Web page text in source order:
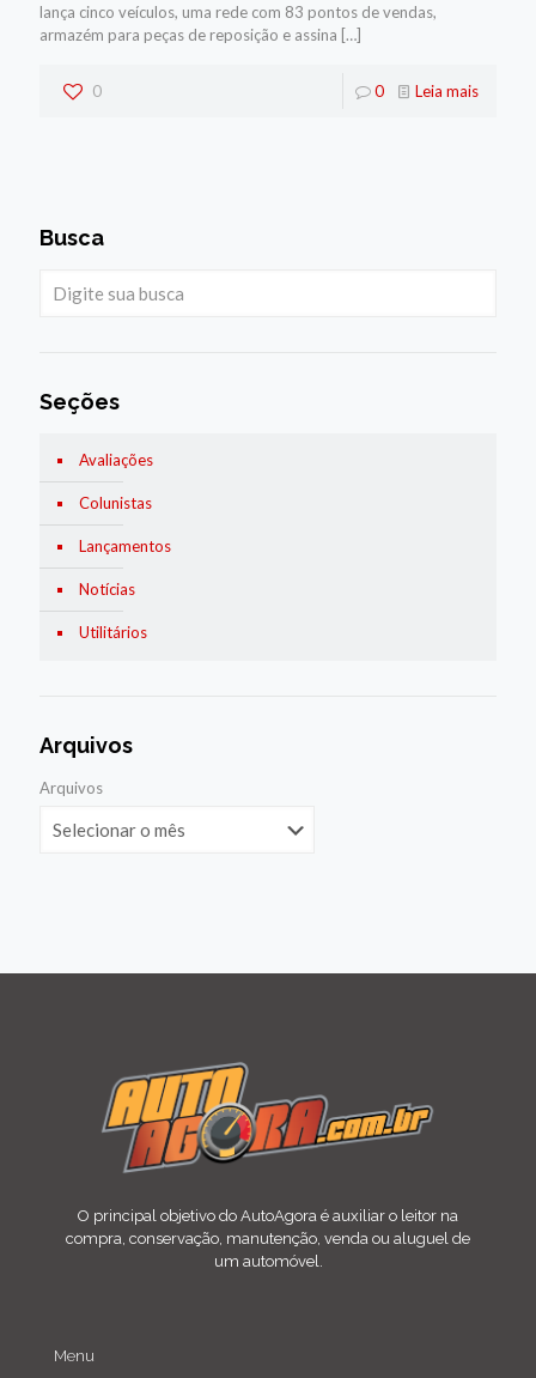
lança cinco veículos, uma rede com 83 pontos de vendas,
armazém para peças de reposição e assina […]
0 0 Leia mais
Busca
Seções
Avaliações
Colunistas
Lançamentos
Notícias
Utilitários
Arquivos
Arquivos
O principal objetivo do AutoAgora é auxiliar o leitor na
compra, conservação, manutenção, venda ou aluguel de
um automóvel.
Menu